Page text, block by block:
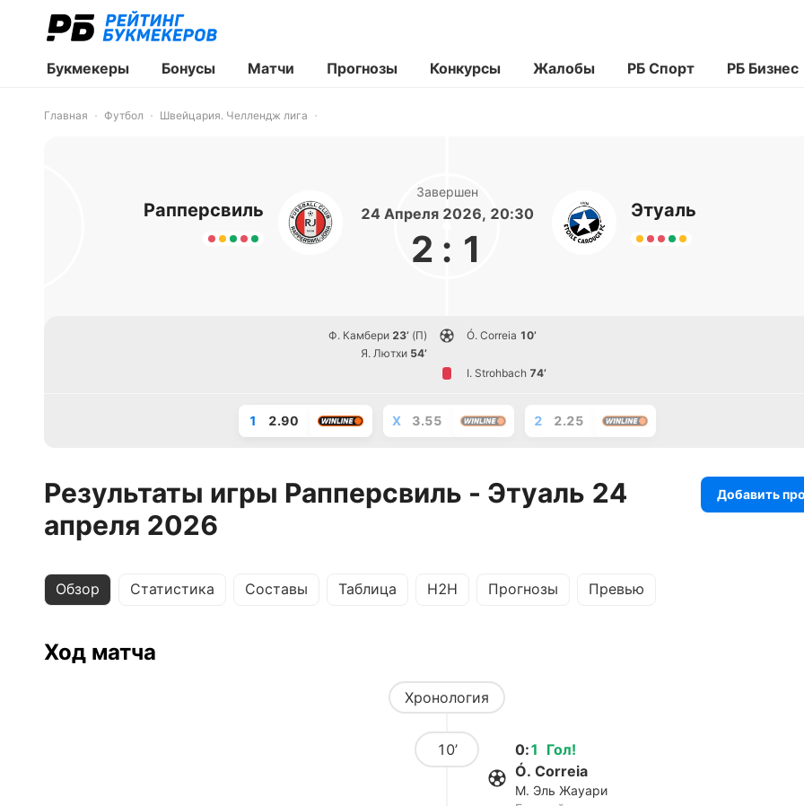
Букмекеры Бонусы Матчи Прогнозы Конкурсы Жалобы РБ Спорт РБ Бизнес
Главная Футбол Швейцария. Челлендж лига
Рапперсвиль
Завершен
24 Апреля 2026, 20:30
2 : 1
Этуаль
Ф. Камбери 23’ (П)
Я. Лютхи 54’
Ó. Correia 10’
I. Strohbach 74’
1 2.90 X 3.55 2 2.25
Результаты игры Рапперсвиль - Этуаль 24
апреля 2026
Добавить
Обзор Статистика Составы Таблица H2H Прогнозы Превью
Ход матча
Хронология
10’ Гол!
0:1
Ó. Correia
М. Эль Жауари